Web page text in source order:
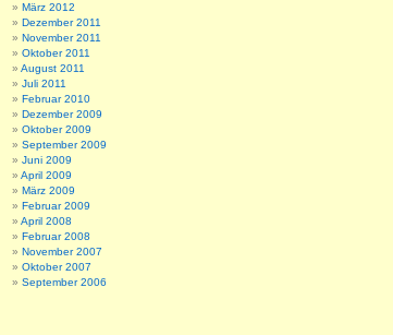
März 2012
Dezember 2011
November 2011
Oktober 2011
August 2011
Juli 2011
Februar 2010
Dezember 2009
Oktober 2009
September 2009
Juni 2009
April 2009
März 2009
Februar 2009
April 2008
Februar 2008
November 2007
Oktober 2007
September 2006